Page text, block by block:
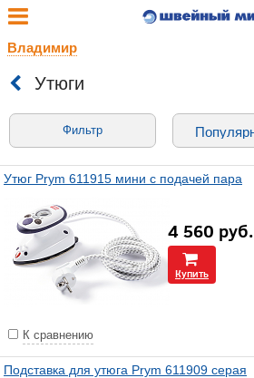
Владимир
Утюги
Фильтр
Утюг Prym 611915 мини с подачей пара
4 560 руб.
Купить
К сравнению
Подставка для утюга Prym 611909 серая